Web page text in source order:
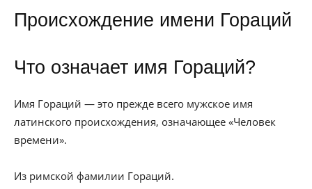
Происхождение имени Гораций
Что означает имя Гораций?
Имя Гораций — это прежде всего мужское имя
латинского происхождения, означающее «Человек
времени».
Из римской фамилии Гораций.